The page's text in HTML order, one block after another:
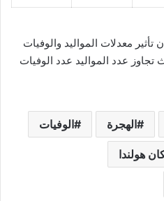
معدلات المواليد والوفيات
عدد المواليد عدد الوفيات
الهجرة الوفيات
هولندا